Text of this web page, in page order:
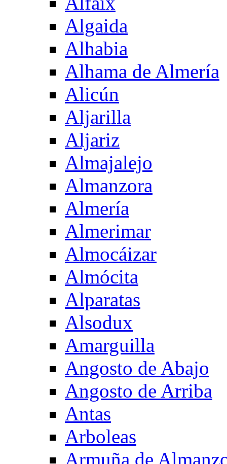
Algaida
Alhabia
Alhama de Almería
Alicún
Aljarilla
Aljariz
Almajalejo
Almanzora
Almería
Almerimar
Almocáizar
Almócita
Alparatas
Alsodux
Amarguilla
Angosto de Abajo
Angosto de Arriba
Antas
Arboleas
Armuña de